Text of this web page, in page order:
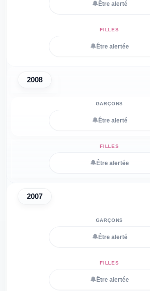
🔔 Être alerté
🔔 Être alertée
2008
🔔 Être alerté
🔔 Être alertée
2007
🔔 Être alerté
🔔 Être alertée